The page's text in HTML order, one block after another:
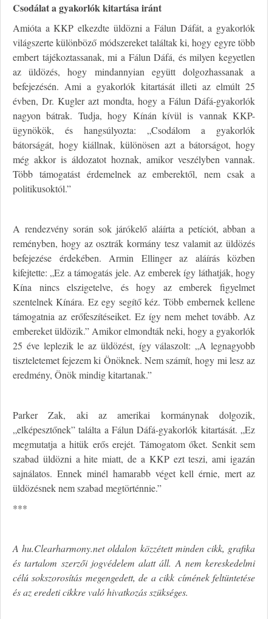
Csodálat a gyakorlók kitartása iránt
Amióta a KKP elkezdte üldözni a Fálun Dáfát, a gyakorlók
világszerte különböző módszereket találtak ki, hogy egyre több
embert tájékoztassanak, mi a Fálun Dáfá, és milyen kegyetlen
az üldözés, hogy mindannyian együtt dolgozhassanak a
befejezésén. Ami a gyakorlók kitartását illeti az elmúlt 25
évben, Dr. Kugler azt mondta, hogy a Fálun Dáfá-gyakorlók
nagyon bátrak. Tudja, hogy Kínán kívül is vannak KKP-
ügynökök, és hangsúlyozta: „Csodálom a gyakorlók
bátorságát, hogy kiállnak, különösen azt a bátorságot, hogy
még akkor is áldozatot hoznak, amikor veszélyben vannak.
Több támogatást érdemelnek az emberektől, nem csak a
politikusoktól.”
A rendezvény során sok járókelő aláírta a petíciót, abban a
reményben, hogy az osztrák kormány tesz valamit az üldözés
befejezése érdekében. Armin Ellinger az aláírás közben
kifejtette: „Ez a támogatás jele. Az emberek így láthatják, hogy
Kína nincs elszigetelve, és hogy az emberek figyelmet
szentelnek Kínára. Ez egy segítő kéz. Több embernek kellene
támogatnia az erőfeszítéseiket. Ez így nem mehet tovább. Az
embereket üldözik.” Amikor elmondták neki, hogy a gyakorlók
25 éve leplezik le az üldözést, így válaszolt: „A legnagyobb
tiszteletemet fejezem ki Önöknek. Nem számít, hogy mi lesz az
eredmény, Önök mindig kitartanak.”
Parker Zak, aki az amerikai kormánynak dolgozik,
„elképesztőnek” találta a Fálun Dáfá-gyakorlók kitartását. „Ez
megmutatja a hitük erős erejét. Támogatom őket. Senkit sem
szabad üldözni a hite miatt, de a KKP ezt teszi, ami igazán
sajnálatos. Ennek minél hamarabb véget kell érnie, mert az
üldözésnek nem szabad megtörténnie.”
***
A hu.Clearharmony.net oldalon közzétett minden cikk, grafika
és tartalom szerzői jogvédelem alatt áll. A nem kereskedelmi
célú sokszorosítás megengedett, de a cikk címének feltüntetése
és az eredeti cikkre való hivatkozás szükséges.